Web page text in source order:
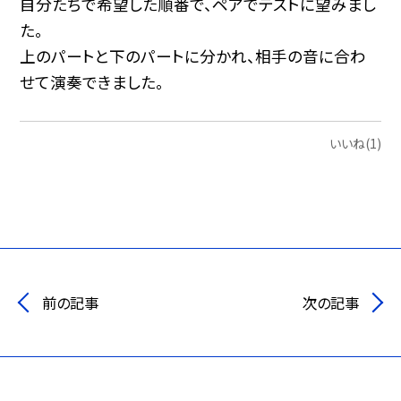
た。
上のパートと下のパートに分かれ、相手の音に合わ
せて演奏できました。
いいね(1)
前の記事 次の記事